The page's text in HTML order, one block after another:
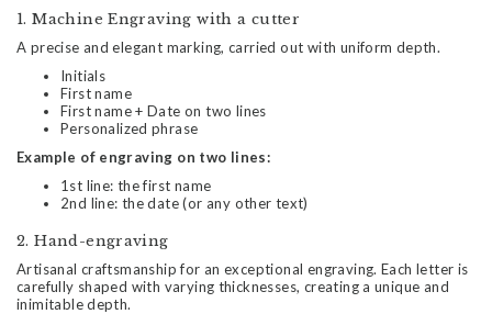
1. Machine Engraving with a cutter
A precise and elegant marking, carried out with uniform depth.
Initials
First name
First name + Date on two lines
Personalized phrase
Example of engraving on two lines:
1st line: the first name
2nd line: the date (or any other text)
2. Hand-engraving
Artisanal craftsmanship for an exceptional engraving. Each letter is
carefully shaped with varying thicknesses, creating a unique and
inimitable depth.